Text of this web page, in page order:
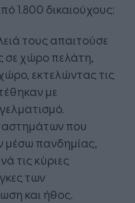
1.800 δικαιούχους:
τους απαιτούσε
σε χώρο πελάτη,
εκτελώντας τις
με
που
μέσω πανδημίας,
τις κύριες
των
και ήθος.